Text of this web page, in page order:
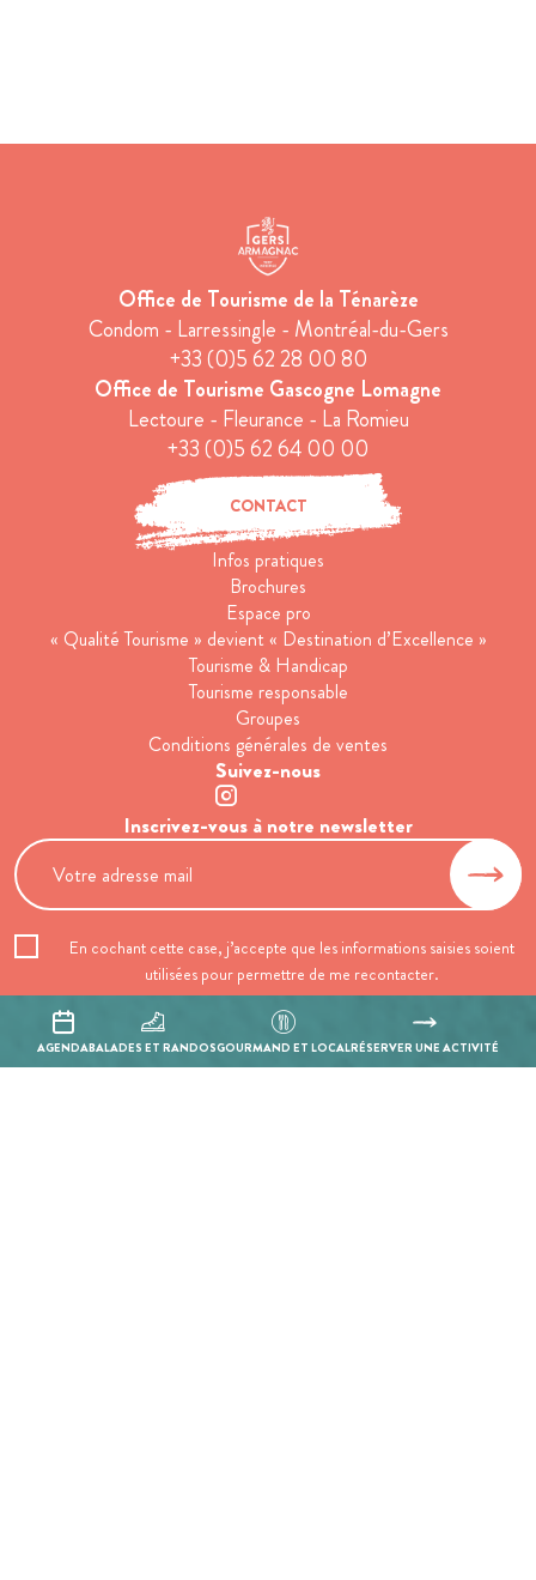
AGENDABALADES ET RANDOSGOURMAND ET LOCALRÉSERVER UNE ACTIVITÉ
Office de Tourisme de la Ténarèze
Condom - Larressingle - Montréal-du-Gers
+33 (0)5 62 28 00 80
Office de Tourisme Gascogne Lomagne
Lectoure - Fleurance - La Romieu
+33 (0)5 62 64 00 00
CONTACT
Infos pratiques
Brochures
Espace pro
« Qualité Tourisme » devient « Destination d’Excellence »
Tourisme & Handicap
Tourisme responsable
Groupes
Conditions générales de ventes
Suivez-nous
Inscrivez-vous à notre newsletter
En cochant cette case, j’accepte que les informations saisies soient
utilisées pour permettre de me recontacter.
Mentions légales
Politique de confidentialité